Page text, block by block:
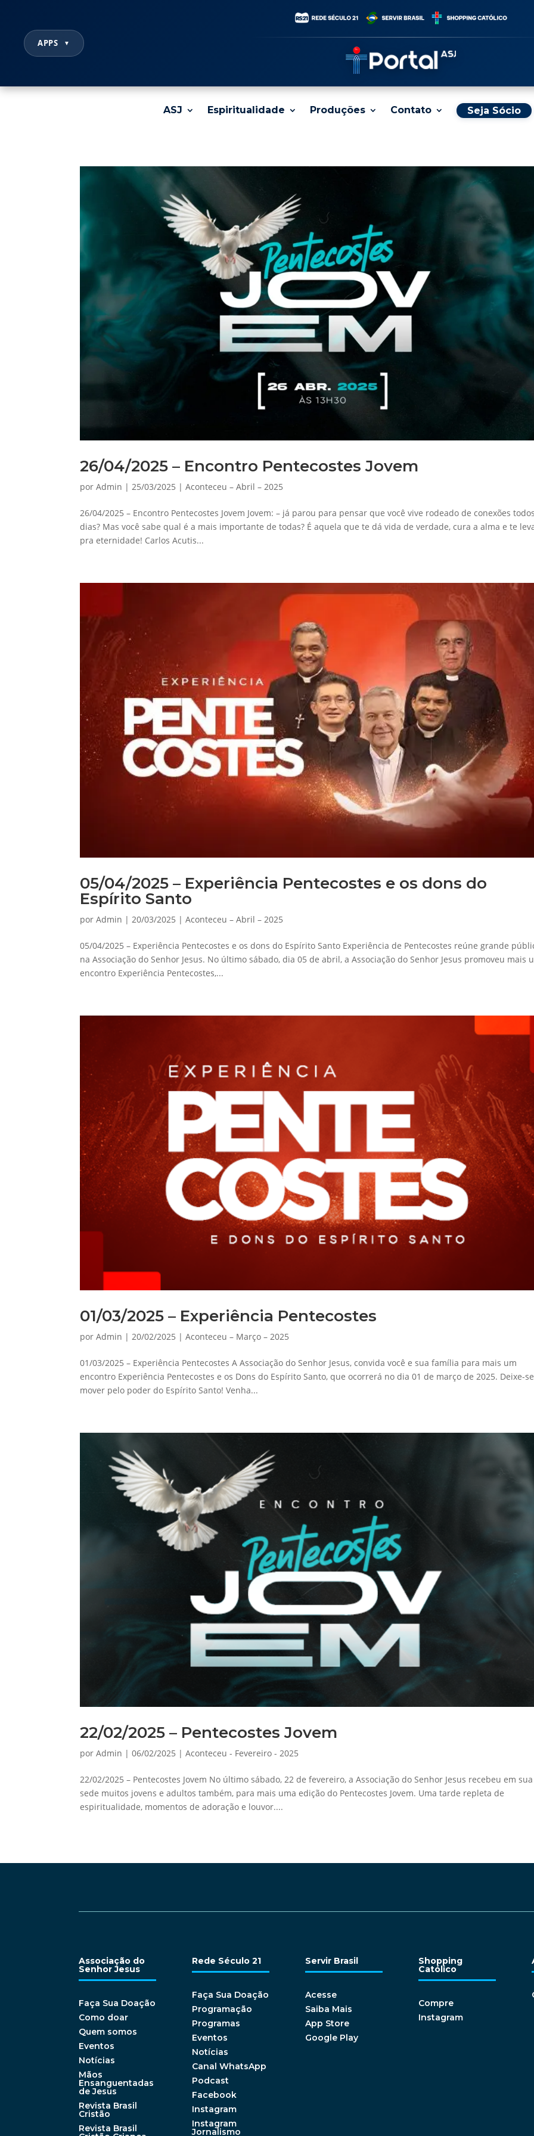
APPS ▼
ASJ Espiritualidade Produções Contato Seja Sócio
26/04/2025 – Encontro Pentecostes Jovem
porAdmin |25/03/2025 |Aconteceu – Abril – 2025
26/04/2025 – Encontro Pentecostes Jovem Jovem: – já parou para pensar que você vive rodeado de conexões
dias? Mas você sabe qual é a mais importante de todas? É aquela que te dá vida de verdade, cura a alma e te
pra eternidade! Carlos Acutis...
05/04/2025 – Experiência Pentecostes e os dons do
Espírito Santo
porAdmin |20/03/2025 |Aconteceu – Abril – 2025
05/04/2025 – Experiência Pentecostes e os dons do Espírito Santo Experiência de Pentecostes reúne grande
na Associação do Senhor Jesus. No último sábado, dia 05 de abril, a Associação do Senhor Jesus promoveu mais
encontro Experiência Pentecostes,...
01/03/2025 – Experiência Pentecostes
porAdmin | 20/02/2025 |Aconteceu – Março – 2025
01/03/2025 – Experiência Pentecostes A Associação do Senhor Jesus, convida você e sua família para mais um
encontro Experiência Pentecostes e os Dons do Espírito Santo, que ocorrerá no dia 01 de março de 2025. Deixe-se
mover pelo poder do Espírito Santo! Venha...
22/02/2025 – Pentecostes Jovem
porAdmin |06/02/2025 |Aconteceu - Fevereiro - 2025
22/02/2025 – Pentecostes Jovem No último sábado, 22 de fevereiro, a Associação do Senhor Jesus recebeu em sua
sede muitos jovens e adultos também, para mais uma edição do Pentecostes Jovem. Uma tarde repleta de
espiritualidade, momentos de adoração e louvor....
Associação do
Senhor Jesus
Faça Sua Doação
Como doar
Quem somos
Eventos
Notícias
Mãos
Ensanguentadas
de Jesus
Revista Brasil
Cristão
Revista Brasil
Rede Século 21
Faça Sua Doação
Programação
Programas
Eventos
Notícias
Canal WhatsApp
Podcast
Facebook
Instagram
Instagram
Jornalismo
Servir Brasil
Acesse
Saiba Mais
App Store
Google Play
Shopping
Católico
Compre
Instagram